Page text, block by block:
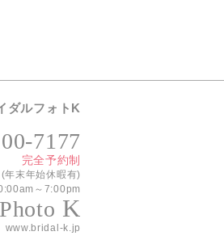
ダルフォトK
7177
完全予約制
年末年始休暇有)
～7:00pm
K
www.bridal-k.jp